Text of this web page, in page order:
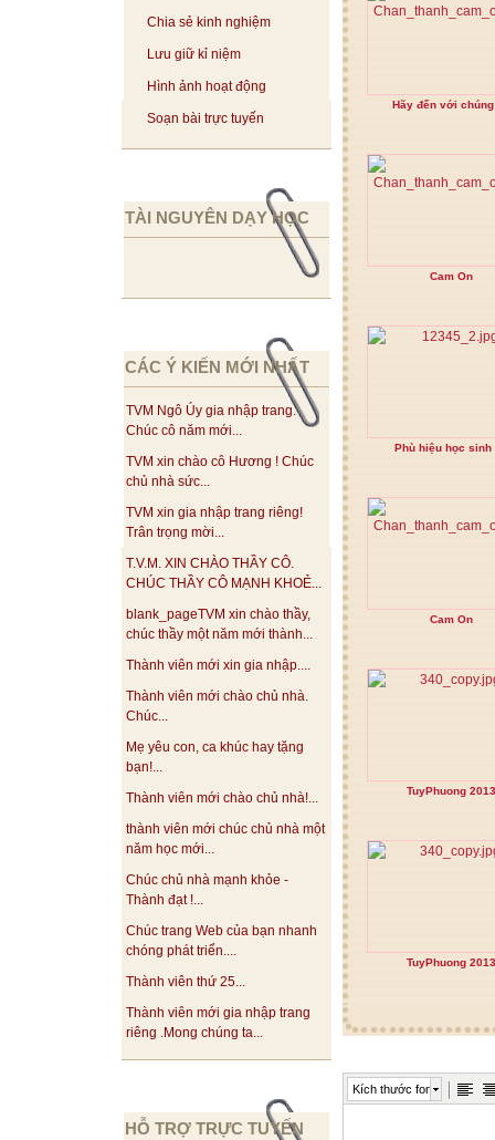
Chia sẻ kinh nghiệm
Lưu giữ kỉ niệm
Hình ảnh hoạt động
Soạn bài trực tuyến
TÀI NGUYÊN DẠY HỌC
CÁC Ý KIẾN MỚI NHẤT
TVM Ngô Úy gia nhập trang.
Chúc cô năm mới...
TVM xin chào cô Hương ! Chúc
chủ nhà sức...
TVM xin gia nhập trang riêng!
Trân trọng mời...
T.V.M. XIN CHÀO THẦY CÔ.
CHÚC THẦY CÔ MẠNH KHOẺ...
blank_pageTVM xin chào thầy,
chúc thầy một năm mới thành...
Thành viên mới xin gia nhập....
Thành viên mới chào chủ nhà.
Chúc...
Mẹ yêu con, ca khúc hay tặng
bạn!...
Thành viên mới chào chủ nhà!...
thành viên mới chúc chủ nhà một
năm học mới...
Chúc chủ nhà mạnh khỏe -
Thành đạt !...
Chúc trang Web của bạn nhanh
chóng phát triển....
Thành viên thứ 25...
Thành viên mới gia nhập trang
riêng .Mong chúng ta...
HỖ TRỢ TRỰC TUYẾN
Hãy đến với
Cam On
Phù hiệu học sinh
Cam On
TuyPhuong 2013
TuyPhuong 2013
Kích thước font